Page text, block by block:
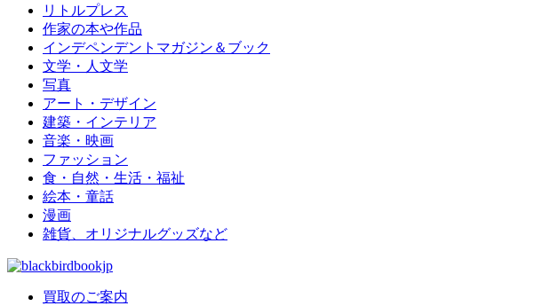
リトルプレス
作家の本や作品
インデペンデントマガジン＆ブック
文学・人文学
写真
アート・デザイン
建築・インテリア
音楽・映画
ファッション
食・自然・生活・福祉
絵本・童話
漫画
雑貨、オリジナルグッズなど
買取のご案内